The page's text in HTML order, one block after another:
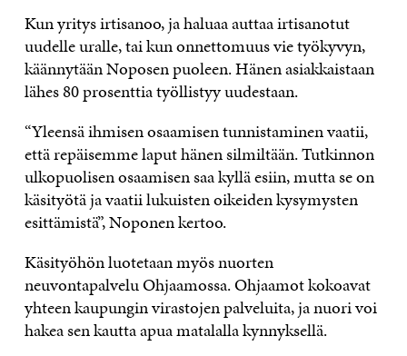
Kun yritys irtisanoo, ja haluaa auttaa irtisanotut
uudelle uralle, tai kun onnettomuus vie työkyvyn,
käännytään Noposen puoleen. Hänen asiakkaistaan
lähes 80 prosenttia työllistyy uudestaan.
“Yleensä ihmisen osaamisen tunnistaminen vaatii,
että repäisemme laput hänen silmiltään. Tutkinnon
ulkopuolisen osaamisen saa kyllä esiin, mutta se on
käsityötä ja vaatii lukuisten oikeiden kysymysten
esittämistä”, Noponen kertoo.
Käsityöhön luotetaan myös nuorten
neuvontapalvelu Ohjaamossa. Ohjaamot kokoavat
yhteen kaupungin virastojen palveluita, ja nuori voi
hakea sen kautta apua matalalla kynnyksellä.